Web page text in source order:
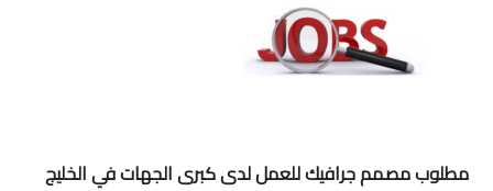
مطلوب مصمم جرافيك للعمل لدى كبرى الجهات في الخليج